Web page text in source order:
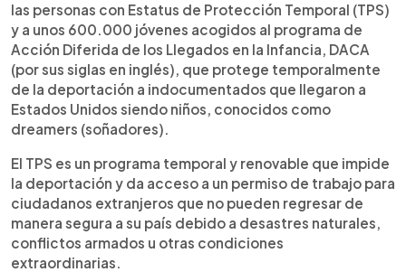
las personas con Estatus de Protección Temporal (TPS)
y a unos 600.000 jóvenes acogidos al programa de
Acción Diferida de los Llegados en la Infancia, DACA
(por sus siglas en inglés), que protege temporalmente
de la deportación a indocumentados que llegaron a
Estados Unidos siendo niños, conocidos como
dreamers (soñadores).
El TPS es un programa temporal y renovable que impide
la deportación y da acceso a un permiso de trabajo para
ciudadanos extranjeros que no pueden regresar de
manera segura a su país debido a desastres naturales,
conflictos armados u otras condiciones
extraordinarias.